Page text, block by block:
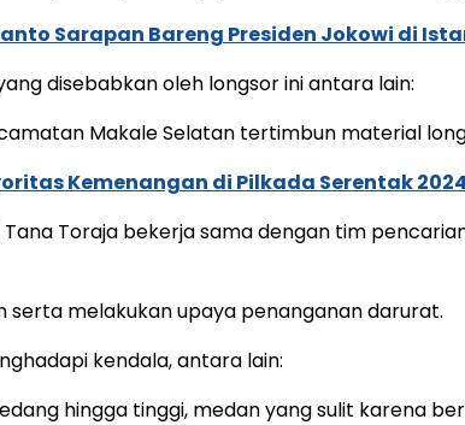
Sarapan Bareng Presiden Jokowi di
disebabkan oleh longsor ini antara lain:
Makale Selatan tertimbun material
Kemenangan di Pilkada Serentak
Toraja bekerja sama dengan tim
serta melakukan upaya penanganan darurat.
kendala, antara lain:
hingga tinggi, medan yang sulit karena